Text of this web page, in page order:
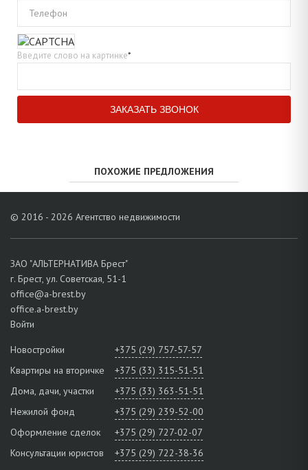
Телефон
Введите слово на картинке*
ПОХОЖИЕ ПРЕДЛОЖЕНИЯ
© 2016 - 2026 Агентство недвижимости
ЗАО "АЛЬТЕРНАТИВА Брест"
г. Брест, ул. Советская, 51-1
office@a-brest.by
office.a-brest.by
Войти
Новостройки
+375 (29) 757-57-57
Квартиры на вторичке
+375 (33) 315-51-51
Дома, дачи, участки
+375 (33) 363-51-51
Нежилой фонд
+375 (29) 239-52-00
Оформление сделок
+375 (29) 727-02-07
Консультации юристов
+375 (29) 722-38-36